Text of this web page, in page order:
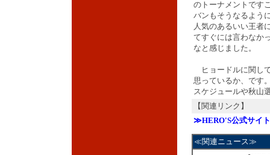
のトーナメントです
バンもそうなるよう
人気のあるいい王者
てすぐには言わなか
なと感じました。
ヒョードルに関し
思っているか、です
スケジュールや秋山
【関連リンク】
≫HERO'S公式サイト
≪関連ニュース≫